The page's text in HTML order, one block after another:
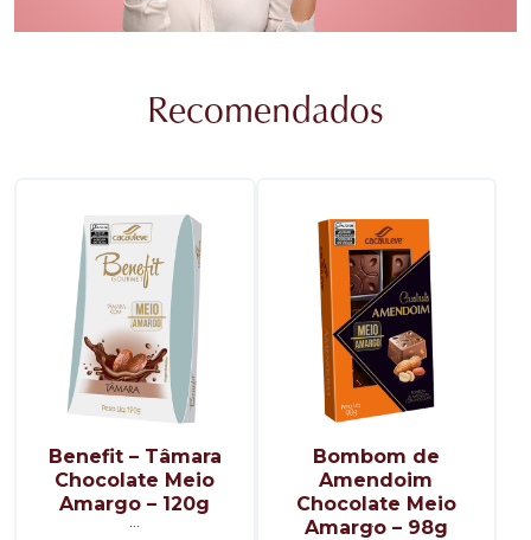
Recomendados
Benefit – Tâmara
Chocolate Meio
Amargo – 120g
Bombom de
Amendoim
Chocolate Meio
Amargo – 98g
...